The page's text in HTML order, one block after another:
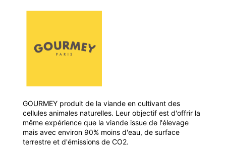
GOURMEY produit de la viande en cultivant des
cellules animales naturelles. Leur objectif est d'offrir la
même expérience que la viande issue de l'élevage
mais avec environ 90% moins d'eau, de surface
terrestre et d'émissions de CO2.